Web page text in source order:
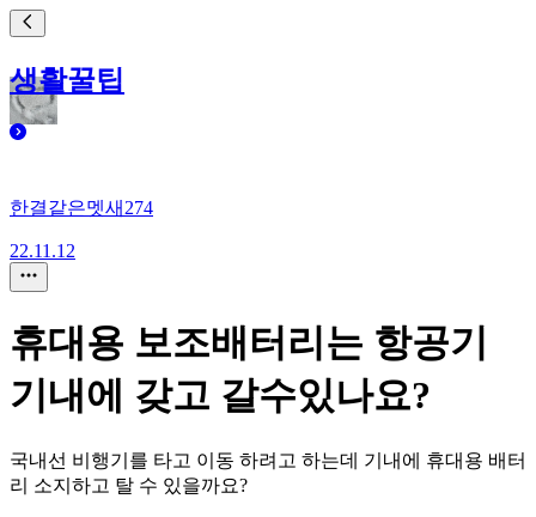
생활꿀팁
한결같은멧새274
22.11.12
휴대용 보조배터리는 항공기
기내에 갖고 갈수있나요?
국내선 비행기를 타고 이동 하려고 하는데 기내에 휴대용 배터
리 소지하고 탈 수 있을까요?